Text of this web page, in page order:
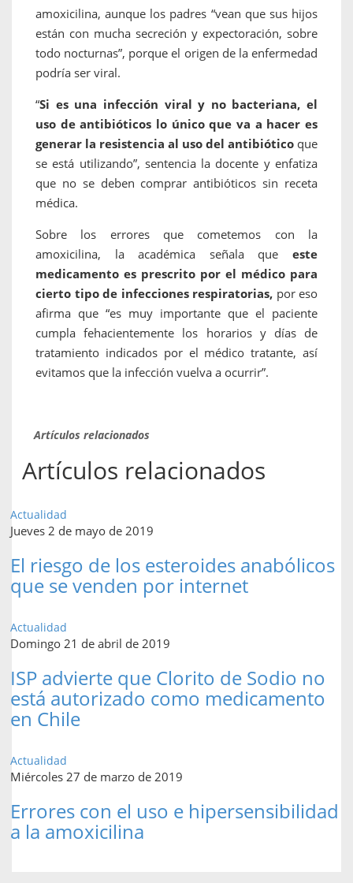
amoxicilina, aunque los padres “vean que sus hijos
están con mucha secreción y expectoración, sobre
todo nocturnas”, porque el origen de la enfermedad
podría ser viral.
“Si es una infección viral y no bacteriana, el
uso de antibióticos lo único que va a hacer es
generar la resistencia al uso del antibiótico que
se está utilizando”, sentencia la docente y enfatiza
que no se deben comprar antibióticos sin receta
médica.
Sobre los errores que cometemos con la
amoxicilina, la académica señala que este
medicamento es prescrito por el médico para
cierto tipo de infecciones respiratorias, por eso
afirma que “es muy importante que el paciente
cumpla fehacientemente los horarios y días de
tratamiento indicados por el médico tratante, así
evitamos que la infección vuelva a ocurrir”.
Artículos relacionados
Artículos relacionados
Actualidad
Jueves 2 de mayo de 2019
El riesgo de los esteroides anabólicos
que se venden por internet
Actualidad
Domingo 21 de abril de 2019
ISP advierte que Clorito de Sodio no
está autorizado como medicamento
en Chile
Actualidad
Miércoles 27 de marzo de 2019
Errores con el uso e hipersensibilidad
a la amoxicilina